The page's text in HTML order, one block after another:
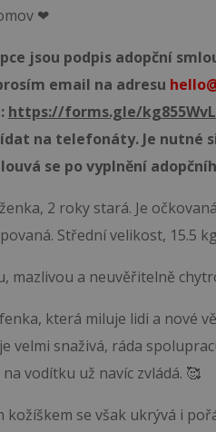
❤
jsou podpis adopční
email na adresu
https://forms.gle/
na telefonáty. Je nutné
se po vyplnění
2 roky stará. Je
Střední velikost, 15.5
mazlivou a neuvěřitelně
která miluje lidi a nové
velmi snaživá, ráda
vodítku už navíc zvládá. 🥰
kožíškem se však ukrývá i